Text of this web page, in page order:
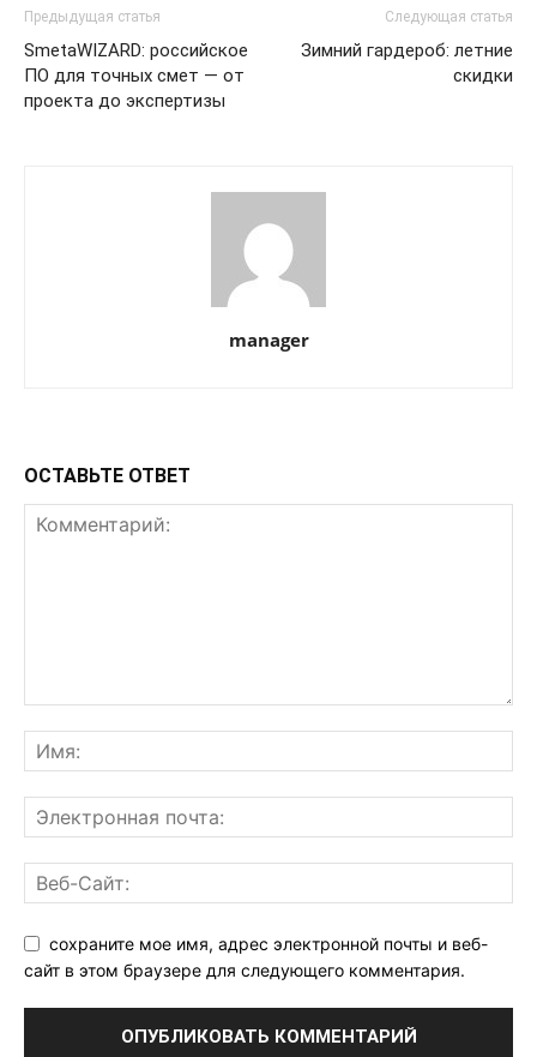
Предыдущая статья
SmetaWIZARD: российское
ПО для точных смет — от
проекта до экспертизы
Следующая статья
Зимний гардероб: летние
скидки
manager
ОСТАВЬТЕ ОТВЕТ
сохраните мое имя, адрес электронной почты и веб-
сайт в этом браузере для следующего комментария.